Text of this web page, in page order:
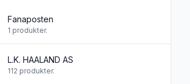
Rainbows 200 g"
Punch Freeze-Dried Crunchy Rainbows
Fanaposten
1 produkter.
L.K. HAALAND AS
112 produkter.